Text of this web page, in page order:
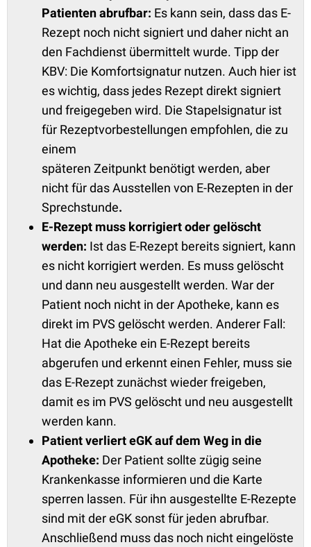
Patienten abrufbar: Es kann sein, dass das E-
Rezept noch nicht signiert und daher nicht an
den Fachdienst übermittelt wurde. Tipp der
KBV: Die Komfortsignatur nutzen. Auch hier ist
es wichtig, dass jedes Rezept direkt signiert
und freigegeben wird. Die Stapelsignatur ist
für Rezeptvorbestellungen empfohlen, die zu
einem
späteren Zeitpunkt benötigt werden, aber
nicht für das Ausstellen von E-Rezepten in der
Sprechstunde.
E-Rezept muss korrigiert oder gelöscht
werden: Ist das E-Rezept bereits signiert, kann
es nicht korrigiert werden. Es muss gelöscht
und dann neu ausgestellt werden. War der
Patient noch nicht in der Apotheke, kann es
direkt im PVS gelöscht werden. Anderer Fall:
Hat die Apotheke ein E-Rezept bereits
abgerufen und erkennt einen Fehler, muss sie
das E-Rezept zunächst wieder freigeben,
damit es im PVS gelöscht und neu ausgestellt
werden kann.
Patient verliert eGK auf dem Weg in die
Apotheke: Der Patient sollte zügig seine
Krankenkasse informieren und die Karte
sperren lassen. Für ihn ausgestellte E-Rezepte
sind mit der eGK sonst für jeden abrufbar.
Anschließend muss das noch nicht eingelöste